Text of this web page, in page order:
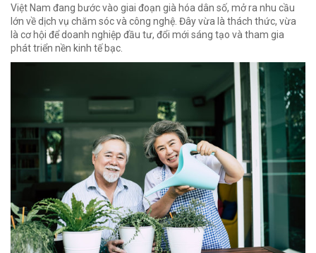
Việt Nam đang bước vào giai đoạn già hóa dân số, mở ra nhu cầu
lớn về dịch vụ chăm sóc và công nghệ. Đây vừa là thách thức, vừa
là cơ hội để doanh nghiệp đầu tư, đổi mới sáng tạo và tham gia
phát triển nền kinh tế bạc.